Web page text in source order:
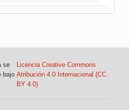
se
bajo
Licencia Creative Commons
Atribución 4.0 Internacional (CC
BY 4.0)
.